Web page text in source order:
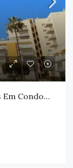
Fantástico Apartamento 2 Quartos Em Condomínio Privado